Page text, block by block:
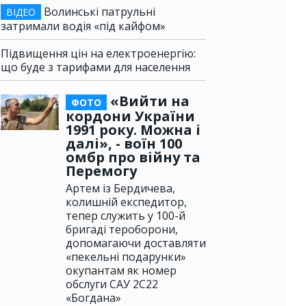
ВІДЕО
Волинські патрульні
затримали водія «під кайфом»
Підвищення цін на електроенергію:
що буде з тарифами для населення
ФОТО
«Вийти на
кордони України
1991 року. Можна і
далі», - воїн 100
омбр про війну та
Перемогу
Артем із Бердичева,
колишній експедитор,
тепер служить у 100-й
бригаді тероборони,
допомагаючи доставляти
«пекельні подарунки»
окупантам як номер
обслуги САУ 2С22
«Богдана»